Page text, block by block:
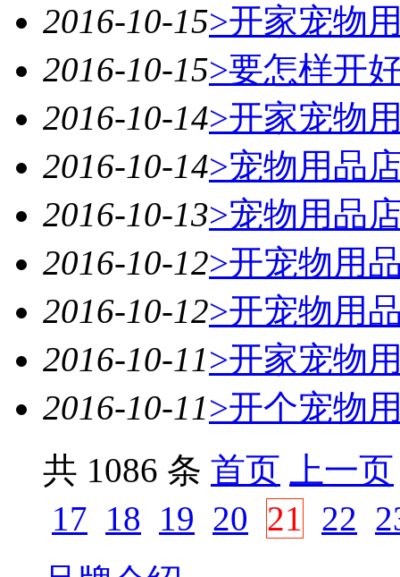
2016-10-15>开家宠物
2016-10-15>要怎样开
2016-10-14>开家宠物
2016-10-14>宠物用品
2016-10-13>宠物用品
2016-10-12>开宠物用
2016-10-12>开宠物用
2016-10-11>开家宠物
2016-10-11>开个宠物
共 1086 条 首页
上一页
17 18 19 20 21 22